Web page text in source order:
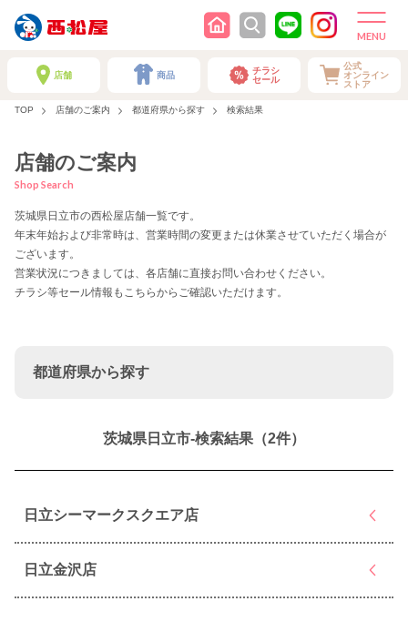
店舗 商品
チラシ
セール
公式
オンライン
ストア
TOP 店舗のご案内 都道府県から探す 検索結果
店舗のご案内
Shop Search
茨城県日立市の西松屋店舗一覧です。
年末年始および非常時は、営業時間の変更または休業させていただく場合が
ございます。
営業状況につきましては、各店舗に直接お問い合わせください。
チラシ等セール情報もこちらからご確認いただけます。
都道府県から探す
茨城県日立市-検索結果（2件）
日立シーマークスクエア店
日立金沢店